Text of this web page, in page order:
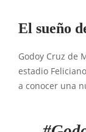
El sueño
Godoy Cruz de
estadio
a conocer una